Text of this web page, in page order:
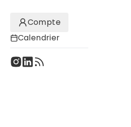
Compte
Calendrier